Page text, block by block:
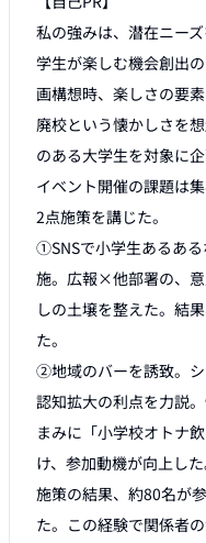
私の強みは、潜在ニー
学生が楽しむ機会創出
画構想時、楽しさの要
廃校という懐かしさを
のある大学生を対象に企
イベント開催の課題は
2点施策を講じた。
①SNSで小学生あるあ
施。広報×他部署の、
しの土壌を整えた。結
た。
②地域のバーを誘致。
認知拡大の利点を力説
まみに「小学校オトナ
け、参加動機が向上した
施策の結果、約80名が
た。この経験で関係者